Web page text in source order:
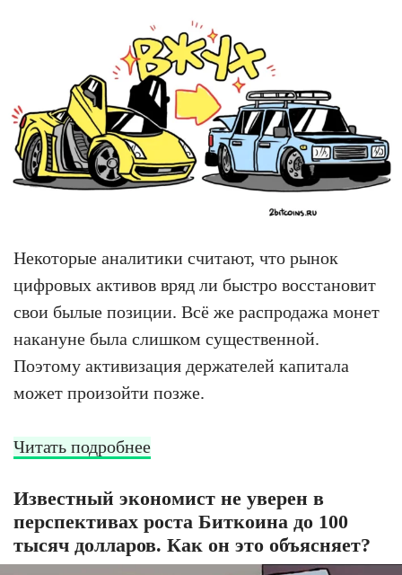
Некоторые аналитики считают, что рынок
цифровых активов вряд ли быстро восстановит
свои былые позиции. Всё же распродажа монет
накануне была слишком существенной.
Поэтому активизация держателей капитала
может произойти позже.
Читать подробнее
Известный экономист не уверен в
перспективах роста Биткоина до 100
тысяч долларов. Как он это объясняет?